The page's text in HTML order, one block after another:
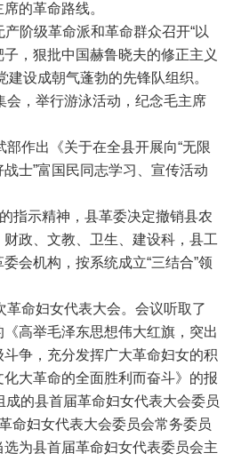
的革命路线。
阶级革命派和革命群众召开“以
，狠批中国赫鲁晓夫的修正主义
建设成朝气蓬勃的先锋队组织。
，举行游泳活动，纪念毛主席
作出《关于在全县开展向“无限
士”富国民同志学习、宣传活动
指示精神，县革委决定撤销县农
政、文教、卫生、建设科，县工
会机构，按系统成立“三结合”领
命妇女代表大会。会议听取了
高举毛泽东思想伟大红旗，突出
争，充分发挥广大革命妇女的积
大革命的全面胜利而奋斗》的报
的县首届革命妇女代表大会委员
命妇女代表大会委员会常务委员
为县首届革命妇女代表委员会主